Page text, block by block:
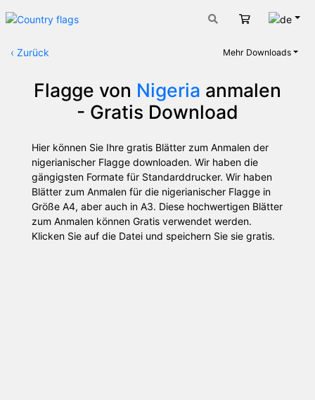
Warenkorb
‹ Zurück Mehr Downloads
Flagge von Nigeria anmalen
- Gratis Download
Hier können Sie Ihre gratis Blätter zum Anmalen der
nigerianischer Flagge downloaden. Wir haben die
gängigsten Formate für Standarddrucker. Wir haben
Blätter zum Anmalen für die nigerianischer Flagge in
Größe A4, aber auch in A3. Diese hochwertigen Blätter
zum Anmalen können Gratis verwendet werden.
Klicken Sie auf die Datei und speichern Sie sie gratis.